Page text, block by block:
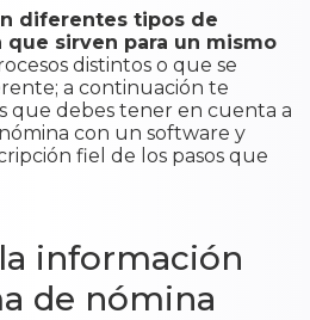
diferentes tipos de
sirven para un mismo
distintos o que se
a continuación te
que debes tener en cuenta a
con un software y
fiel de los pasos que
información
de nómina